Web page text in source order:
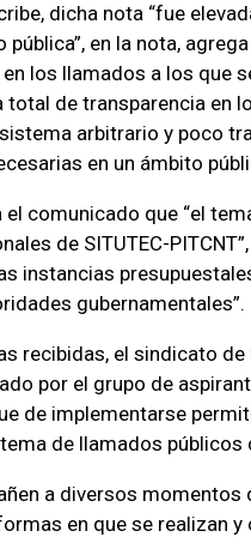
dicha nota “fue
pública”, en la nota,
los llamados a los que
total de transparencia en
arbitrario y poco
en un ámbito
el comunicado que “el
de SITUTEC-
instancias
gubernamentales”.
recibidas, el sindicato de
por el grupo de
de implementarse
de llamados públicos
a diversos
en que se realizan